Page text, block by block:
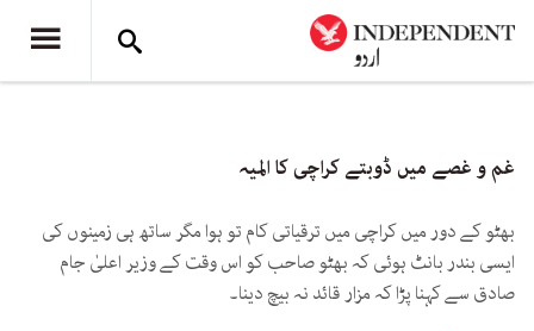
غم و غصے میں ڈوبتے کراچی کا المیہ
بھٹو کے دور میں کراچی میں ترقیاتی کام تو ہوا مگر ساتھ ہی زمینوں کی
ایسی بندر بانٹ ہوئی کہ بھٹو صاحب کو اس وقت کے وزیر اعلیٰ جام
صادق سے کہنا پڑا کہ مزار قائد نہ بیچ دینا۔